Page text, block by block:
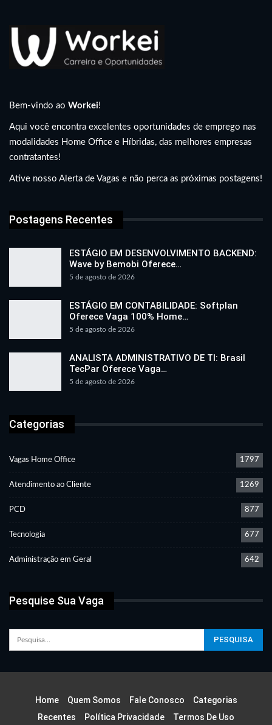
Bem-vindo ao Workei!
Aqui você encontra excelentes oportunidades de emprego nas
modalidades Home Office e Híbridas, das melhores empresas
contratantes!
Ative nosso Alerta de Vagas e não perca as próximas postagens!
Postagens Recentes
ESTÁGIO EM DESENVOLVIMENTO BACKEND:
Wave by Bemobi Oferece…
5 de agosto de 2026
ESTÁGIO EM CONTABILIDADE: Softplan
Oferece Vaga 100% Home…
5 de agosto de 2026
ANALISTA ADMINISTRATIVO DE TI: Brasil
TecPar Oferece Vaga…
5 de agosto de 2026
Categorias
Vagas Home Office 1797
Atendimento ao Cliente 1269
PCD 877
Tecnologia 677
Administração em Geral 642
Pesquise Sua Vaga
Home Quem Somos Fale Conosco
Categorias
Recentes
Política Privacidade Termos De Uso